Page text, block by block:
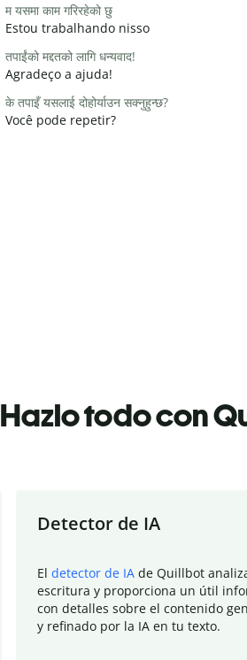
म यसमा काम गरिरहेको छु
Estou trabalhando nisso
तपाईंको मद्दतको लागि धन्यवाद!
Agradeço a ajuda!
के तपाइँ यसलाई दोहोर्याउन सक्नुहुन्छ?
Você pode repetir?
Hazlo todo con
Detector de IA
El detector de IA de Quillbot
escritura y proporciona un útil
con detalles sobre el contenido
y refinado por la IA en tu texto.